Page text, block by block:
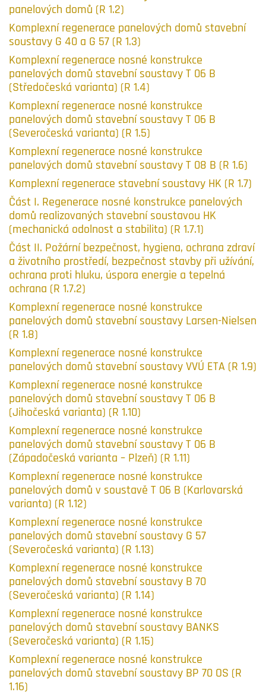
panelových domů (R 1.2)
Komplexní regenerace panelových domů stavební
soustavy G 40 a G 57 (R 1.3)
Komplexní regenerace nosné konstrukce
panelových domů stavební soustavy T 06 B
(Středočeská varianta) (R 1.4)
Komplexní regenerace nosné konstrukce
panelových domů stavební soustavy T 06 B
(Severočeská varianta) (R 1.5)
Komplexní regenerace nosné konstrukce
panelových domů stavební soustavy T 08 B (R 1.6)
Komplexní regenerace stavební soustavy HK (R 1.7)
Část I. Regenerace nosné konstrukce panelových
domů realizovaných stavební soustavou HK
(mechanická odolnost a stabilita) (R 1.7.1)
Část II. Požární bezpečnost, hygiena, ochrana zdraví
a životního prostředí, bezpečnost stavby při užívání,
ochrana proti hluku, úspora energie a tepelná
ochrana (R 1.7.2)
Komplexní regenerace nosné konstrukce
panelových domů stavební soustavy Larsen-Nielsen
(R 1.8)
Komplexní regenerace nosné konstrukce
panelových domů stavební soustavy VVÚ ETA (R 1.9)
Komplexní regenerace nosné konstrukce
panelových domů stavební soustavy T 06 B
(Jihočeská varianta) (R 1.10)
Komplexní regenerace nosné konstrukce
panelových domů stavební soustavy T 06 B
(Západočeská varianta – Plzeň) (R 1.11)
Komplexní regenerace nosné konstrukce
panelových domů v soustavě T 06 B (Karlovarská
varianta) (R 1.12)
Komplexní regenerace nosné konstrukce
panelových domů stavební soustavy G 57
(Severočeská varianta) (R 1.13)
Komplexní regenerace nosné konstrukce
panelových domů stavební soustavy B 70
(Severočeská varianta) (R 1.14)
Komplexní regenerace nosné konstrukce
panelových domů stavební soustavy BANKS
(Severočeská varianta) (R 1.15)
Komplexní regenerace nosné konstrukce
panelových domů stavební soustavy BP 70 OS (R
1.16)